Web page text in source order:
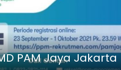
PAM Jaya Jakarta